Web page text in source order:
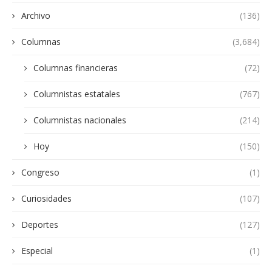
Archivo (136)
Columnas (3,684)
Columnas financieras (72)
Columnistas estatales (767)
Columnistas nacionales (214)
Hoy (150)
Congreso (1)
Curiosidades (107)
Deportes (127)
Especial (1)